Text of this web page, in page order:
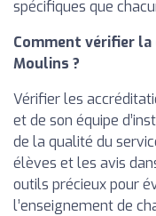
spécifiques que
Comment vérifier la
Moulins ?
Vérifier les
et de son équipe
de la qualité du
élèves et les avis
outils précieux pour
l’enseignement de